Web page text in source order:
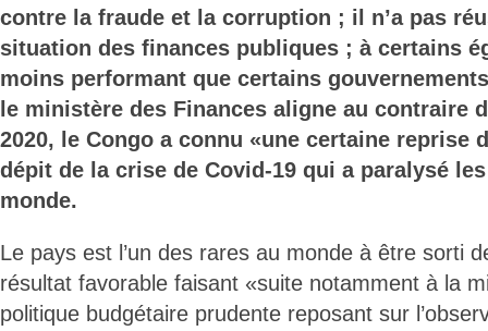
contre la fraude et la corruption ; il n’a pas
situation des finances publiques ; à certains
moins performant que certains
le ministère des Finances aligne au contraire
2020, le Congo a connu «une certaine reprise
dépit de la crise de Covid-19 qui a paralysé
monde.
Le pays est l’un des rares au monde à être sorti
résultat favorable faisant «suite notamment à la
politique budgétaire prudente reposant sur